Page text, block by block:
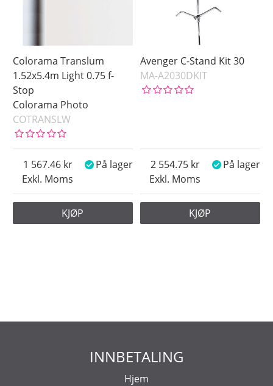
Colorama Translum
1.52x5.4m Light 0.75 f-
Stop
Colorama Photo
COTRANSLW
Exkl. Moms
1 567.46 På lager
KJØP
Avenger C-Stand Kit 30
MA-A2030DKIT
Exkl. Moms
2 554.75 På lager
KJØP
INNBETALING
Hjem